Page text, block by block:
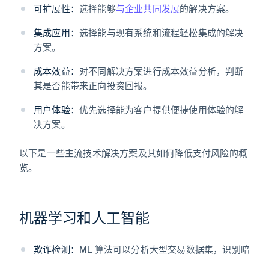
可扩展性： 选择能够与企业共同发展的解决方案。
集成应用： 选择能与现有系统和流程轻松集成的解决
方案。
成本效益： 对不同解决方案进行成本效益分析，判断
其是否能带来正向投资回报。
用户体验： 优先选择能为客户提供便捷使用体验的解
决方案。
以下是一些主流技术解决方案及其如何降低支付风险的概
览。
机器学习和人工智能
欺诈检测： ML 算法可以分析大型交易数据集，识别暗